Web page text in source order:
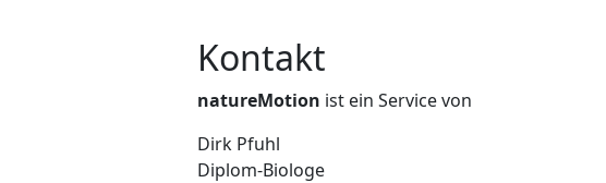
Kontakt
natureMotion ist ein Service von
Dirk Pfuhl
Diplom-Biologe